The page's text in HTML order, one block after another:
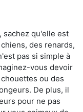
, sachez qu'elle est
des renards,
pas si simple à
vous devoir
ou des
De plus, il
pour ne pas